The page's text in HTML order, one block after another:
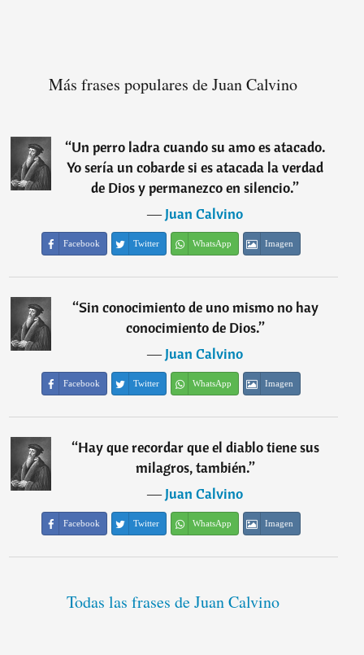
Más frases populares de Juan Calvino
“Un perro ladra cuando su amo es atacado.
Yo sería un cobarde si es atacada la verdad
de Dios y permanezco en silencio.”
―Juan Calvino
Facebook Twitter WhatsApp Imagen
“Sin conocimiento de uno mismo no hay
conocimiento de Dios.”
―Juan Calvino
Facebook Twitter WhatsApp Imagen
“Hay que recordar que el diablo tiene sus
milagros, también.”
―Juan Calvino
Facebook Twitter WhatsApp Imagen
Todas las frases de Juan Calvino